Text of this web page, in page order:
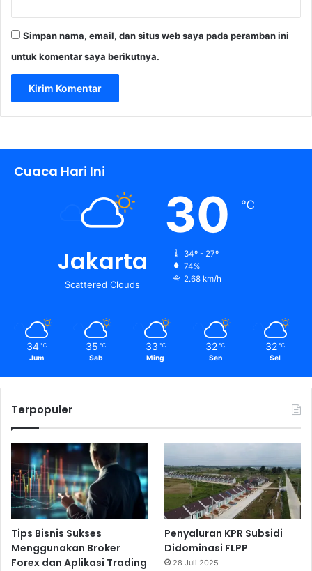
i
Simpan nama, email, dan situs web saya pada peramban ini
untuk komentar saya berikutnya.
Cuaca Hari Ini
Jakarta
Scattered Clouds
30 ℃
34º - 27º
74%
2.68 km/h
34 ℃
Jum
35 ℃
Sab
33 ℃
Ming
32 ℃
Sen
32 ℃
Sel
Terpopuler
Tips Bisnis Sukses
Menggunakan Broker
Forex dan Aplikasi Trading
Penyaluran KPR Subsidi
Didominasi FLPP
28 Juli 2025